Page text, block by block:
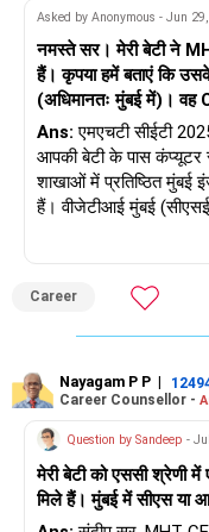
Asked by Anonymous - Jun
नमस्ते सर। मेरी बेटी ने
हैं। कृपया हमें बताएं कि
(अधिमानतः मुंबई में)।
Ans: एमएचटी सीईटी
आपकी बेटी के पास कंप्यूटर
शाखाओं में प्रतिष्ठित मुंबई
हैं। वीजेटीआई मुंबई
एसपीआईटी मुंबई
पहुंच में हैं। पुष्टि की गई
शामिल हैं: केजे सोमैया
97.88 पर्सेंटाइल, आईटी
शाहनी इंजीनियरिंग कॉलेज
~90% प्लेसमेंट के साथ),
नवी मुंबई (कंप्यूटर
प्लेसमेंट रिकॉर्ड के
(कंप्यूटर साइंस और
प्रतिशत 61% प्लेसमेंट
Career
Nayagam P P |
Career Counsellor -
Question by Sandeep -
मेरी बेटी को एससी श्रेणी
मिले हैं। मुंबई में सीएस या